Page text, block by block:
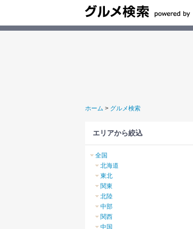
ホーム > グルメ検索
エリアから絞込
全国
北海道
東北
関東
北陸
中部
関西
中国